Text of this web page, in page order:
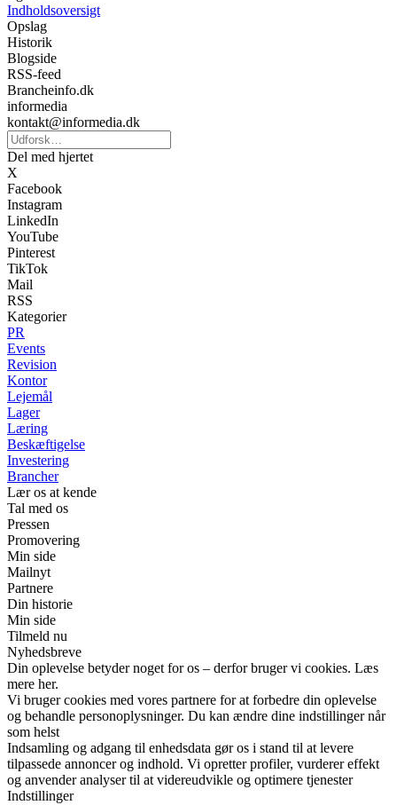
Indholdsoversigt
Opslag
Historik
Blogside
RSS-feed
Brancheinfo.dk
informedia
kontakt@informedia.dk
Del med hjertet
X
Facebook
Instagram
LinkedIn
YouTube
Pinterest
TikTok
Mail
RSS
Kategorier
PR
Events
Revision
Kontor
Lejemål
Lager
Læring
Beskæftigelse
Investering
Brancher
Lær os at kende
Tal med os
Pressen
Promovering
Min side
Mailnyt
Partnere
Din historie
Min side
Tilmeld nu
Nyhedsbreve
Din oplevelse betyder noget for os – derfor bruger vi cookies. Læs
mere her.
Vi bruger cookies med vores partnere for at forbedre din oplevelse
og behandle personoplysninger. Du kan ændre dine indstillinger når
som helst
Indsamling og adgang til enhedsdata gør os i stand til at levere
tilpassede annoncer og indhold. Vi opretter profiler, vurderer effekt
og anvender analyser til at videreudvikle og optimere tjenester
Indstillinger